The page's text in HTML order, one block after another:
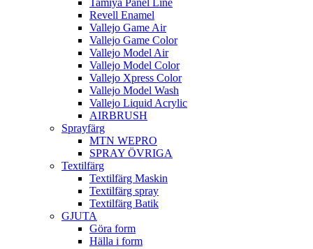
Revell Enamel
Vallejo Game Air
Vallejo Game Color
Vallejo Model Air
Vallejo Model Color
Vallejo Xpress Color
Vallejo Model Wash
Vallejo Liquid Acrylic
AIRBRUSH
Sprayfärg
MTN WEPRO
SPRAY ÖVRIGA
Textilfärg
Textilfärg Maskin
Textilfärg spray
Textilfärg Batik
GJUTA
Göra form
Hälla i form